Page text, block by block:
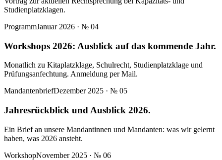
Studienplatzklagen.
ProgrammJanuar 2026 · № 04
Workshops 2026: Ausblick auf das kommende Jahr.
Monatlich zu Kitaplatzklage, Schulrecht, Studienplatzklage und
Prüfungsanfechtung. Anmeldung per Mail.
MandantenbriefDezember 2025 · № 05
Jahresrückblick und Ausblick 2026.
Ein Brief an unsere Mandantinnen und Mandanten: was wir gelernt
haben, was 2026 ansteht.
WorkshopNovember 2025 · № 06